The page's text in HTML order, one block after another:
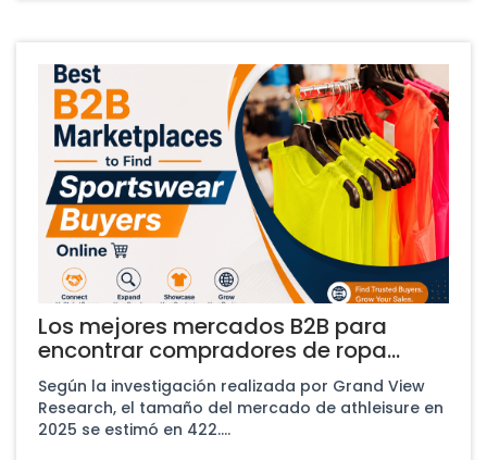
Los mejores mercados B2B para
encontrar compradores de ropa
deportiva en línea
​Según la investigación realizada por Grand View
Research, el tamaño del mercado de athleisure en
2025 se estimó en 422....